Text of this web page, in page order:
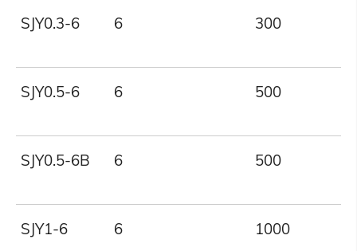
SJY0.3-6 6 300
SJY0.5-6 6 500
SJY0.5-6B 6 500
SJY1-6 6 1000